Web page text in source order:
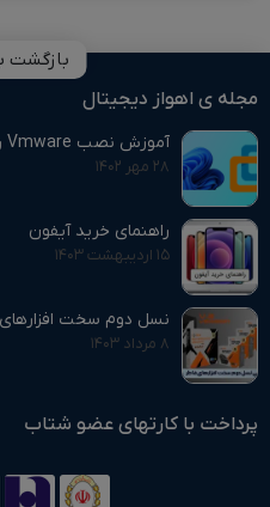
بازگشت
مجله ی اهواز دیجیتال
آموزش نصب Vmware روی ویندوز 11 و فعالسازی Hyper-V
۲۸ مهر ۱۴۰۲
راهنمای خرید آیفون
۱۵ اردیبهشت ۱۴۰۳
نسل دوم سخت افزارهای
۸ مرداد ۱۴۰۳
پرداخت با کارتهای عضو شتاب